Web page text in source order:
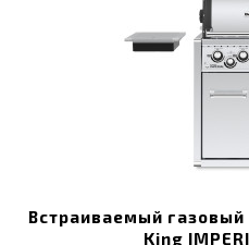
Встраиваемый газовый
King